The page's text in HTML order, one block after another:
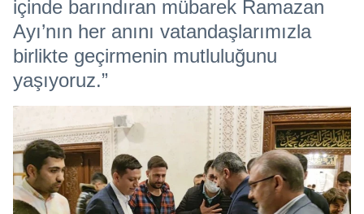
içinde barındıran mübarek Ramazan
Ayı’nın her anını vatandaşlarımızla
birlikte geçirmenin mutluluğunu
yaşıyoruz.”